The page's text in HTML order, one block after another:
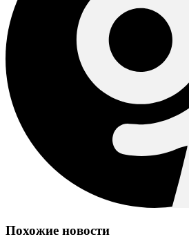
Похожие новости